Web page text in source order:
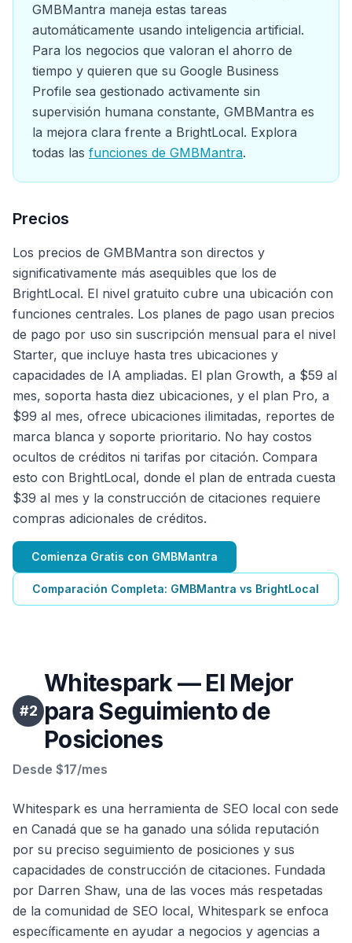
GMBMantra maneja estas tareas
automáticamente usando inteligencia artificial.
Para los negocios que valoran el ahorro de
tiempo y quieren que su Google Business
Profile sea gestionado activamente sin
supervisión humana constante, GMBMantra es
la mejora clara frente a BrightLocal. Explora
todas las funciones de GMBMantra.
Precios
Los precios de GMBMantra son directos y
significativamente más asequibles que los de
BrightLocal. El nivel gratuito cubre una ubicación con
funciones centrales. Los planes de pago usan precios
de pago por uso sin suscripción mensual para el nivel
Starter, que incluye hasta tres ubicaciones y
capacidades de IA ampliadas. El plan Growth, a $59 al
mes, soporta hasta diez ubicaciones, y el plan Pro, a
$99 al mes, ofrece ubicaciones ilimitadas, reportes de
marca blanca y soporte prioritario. No hay costos
ocultos de créditos ni tarifas por citación. Compara
esto con BrightLocal, donde el plan de entrada cuesta
$39 al mes y la construcción de citaciones requiere
compras adicionales de créditos.
Comienza Gratis con GMBMantra
Comparación Completa: GMBMantra vs BrightLocal
#2
Whitespark — El Mejor
para Seguimiento de
Posiciones
Desde $17/mes
Whitespark es una herramienta de SEO local con sede
en Canadá que se ha ganado una sólida reputación
por su preciso seguimiento de posiciones y sus
capacidades de construcción de citaciones. Fundada
por Darren Shaw, una de las voces más respetadas
de la comunidad de SEO local, Whitespark se enfoca
específicamente en ayudar a negocios y agencias a